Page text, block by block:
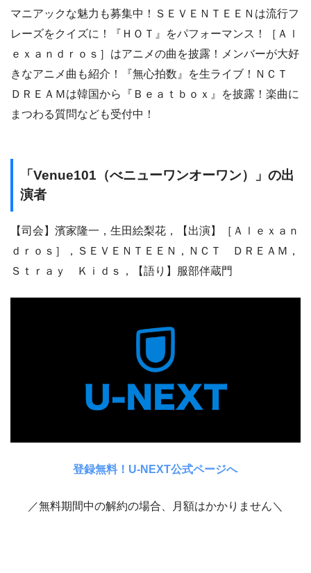
マニアックな魅力も募集中！ＳＥＶＥＮＴＥＥＮは流行フ
レーズをクイズに！『ＨＯＴ』をパフォーマンス！［Ａｌ
ｅｘａｎｄｒｏｓ］はアニメの曲を披露！メンバーが大好
きなアニメ曲も紹介！『無心拍数』を生ライブ！ＮＣＴ
ＤＲＥＡＭは韓国から『Ｂｅａｔｂｏｘ』を披露！楽曲に
まつわる質問なども受付中！
「Venue101（べニューワンオーワン）」の出
演者
【司会】濱家隆一，生田絵梨花，【出演】［Ａｌｅｘａｎ
ｄｒｏｓ］，ＳＥＶＥＮＴＥＥＮ，ＮＣＴ ＤＲＥＡＭ，
Ｓｔｒａｙ Ｋｉｄｓ，【語り】服部伴蔵門
登録無料！U-NEXT公式ページへ
／無料期間中の解約の場合、月額はかかりません＼